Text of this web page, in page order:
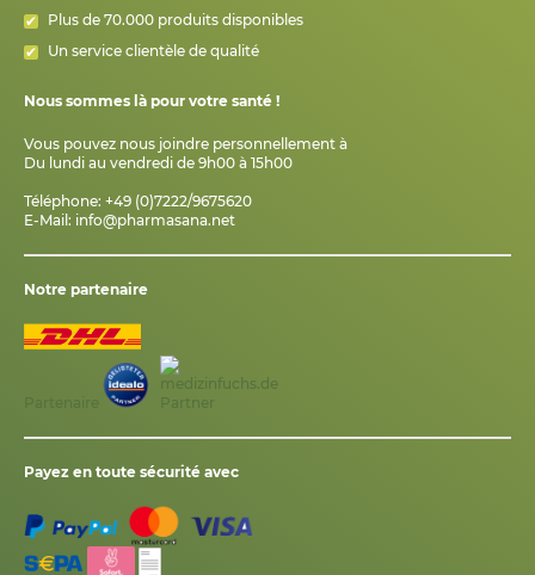
Plus de 70.000 produits disponibles
Un service clientèle de qualité
Nous sommes là pour votre santé !
Vous pouvez nous joindre personnellement à
Du lundi au vendredi de 9h00 à 15h00
Téléphone: +49 (0)7222/9675620
E-Mail: info@pharmasana.net
Notre partenaire
Payez en toute sécurité avec